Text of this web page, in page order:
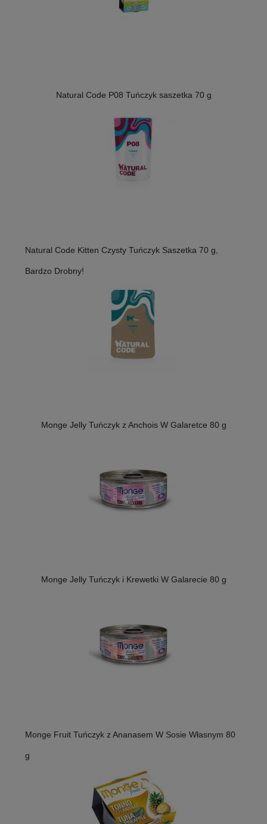
Natural Code P08 Tuńczyk saszetka 70 g
Natural Code Kitten Czysty Tuńczyk Saszetka 70 g,
Bardzo Drobny!
Monge Jelly Tuńczyk z Anchois W Galaretce 80 g
Monge Jelly Tuńczyk i Krewetki W Galarecie 80 g
Monge Fruit Tuńczyk z Ananasem W Sosie Własnym 80
g